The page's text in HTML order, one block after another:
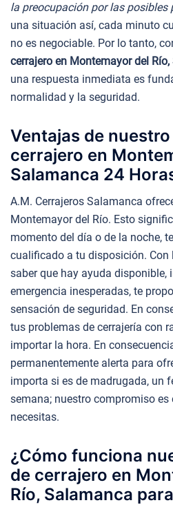
la preocupación por las posibles
una situación así, cada minuto
no es negociable. Por lo tanto,
cerrajero en Montemayor del
una respuesta inmediata es
normalidad y la seguridad.
Ventajas de
cerrajero en
Salamanca 24
A.M. Cerrajeros Salamanca
Montemayor del Río. Esto
momento del día o de la noche,
cualificado a tu disposición.
saber que hay ayuda disponible,
emergencia inesperadas, te
sensación de seguridad. En
tus problemas de cerrajería con
importar la hora. En
permanentemente alerta para
importa si es de madrugada, un
semana; nuestro compromiso
necesitas.
¿Cómo funciona
de cerrajero en
Río, Salamanca